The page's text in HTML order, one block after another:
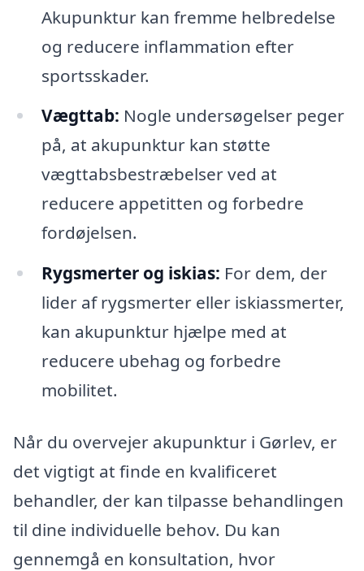
Akupunktur kan fremme helbredelse
og reducere inflammation efter
sportsskader.
Vægttab: Nogle undersøgelser peger
på, at akupunktur kan støtte
vægttabsbestræbelser ved at
reducere appetitten og forbedre
fordøjelsen.
Rygsmerter og iskias: For dem, der
lider af rygsmerter eller iskiassmerter,
kan akupunktur hjælpe med at
reducere ubehag og forbedre
mobilitet.
Når du overvejer akupunktur i Gørlev, er
det vigtigt at finde en kvalificeret
behandler, der kan tilpasse behandlingen
til dine individuelle behov. Du kan
gennemgå en konsultation, hvor